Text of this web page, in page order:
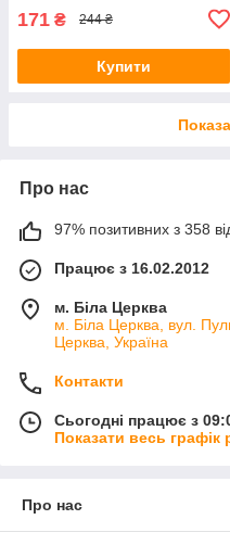
171 ₴ 244 ₴
Купити
Про нас
97% позитивних з 358
Працює з 16.02.2012
м. Біла Церква
м. Біла Церква, вул.
Церква, Україна
Контакти
Сьогодні працює з
Показати весь графік
Про нас